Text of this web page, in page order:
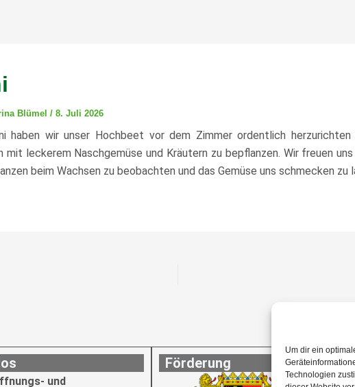
Um dir ein
Technologien
Blümel / 8. Juli 2026
haben wir unser Hochbeet vor dem Zimmer ordentlich herzurichten
mit leckerem Naschgemüse und Kräutern zu bepflanzen. Wir freuen
beim Wachsen zu beobachten und das Gemüse uns schmecken zu
und
Förderung